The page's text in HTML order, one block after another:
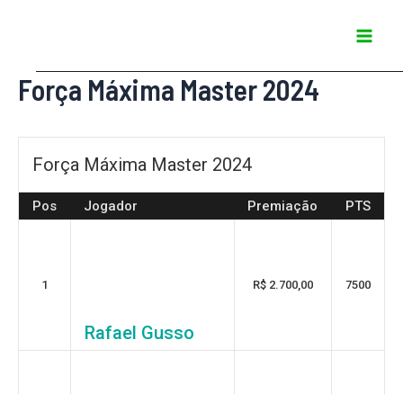
conteúdo
Força Máxima Master 2024
Força Máxima Master 2024
Pos Jogador Premiação PTS
1
Rafael Gusso
R$ 2.700,00 7500